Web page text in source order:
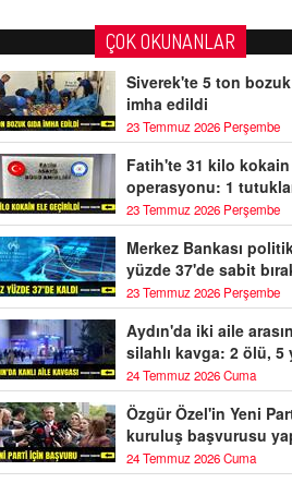
ÇOK OKUNANLAR
Siverek'te 5 ton bozuk
imha edildi
23 Temmuz 2026 Perşembe
Fatih'te 31 kilo kokain
operasyonu: 1
23 Temmuz 2026 Perşembe
Merkez Bankası
yüzde 37'de sabit
23 Temmuz 2026 Perşembe
Aydın'da iki aile
silahlı kavga: 2 ölü, 5
24 Temmuz 2026 Cuma
Özgür Özel'in Yeni
kuruluş başvurusu
24 Temmuz 2026 Cuma